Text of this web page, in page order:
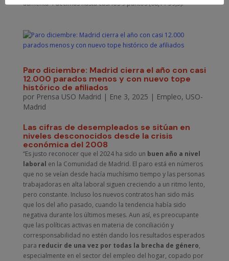
aumenta 4 décimas hasta casi los 9 puntos (68,1 / 59,3).
Paro diciembre: Madrid cierra el año con casi
12.000 parados menos y con nuevo tope
histórico de afiliados
por Prensa USO Madrid | Ene 3, 2025 | Empleo, USO-
Madrid
Las cifras de desempleados se sitúan en
niveles desconocidos desde la crisis
económica del 2008
“Es justo reconocer que el 2024 ha sido un buen año a nivel
laboral en la Comunidad de Madrid. El paro está en números
que no se veían desde hacía muchísimo tiempo y las personas
trabajadoras en alta laboral siguen creciendo a un ritmo lento,
pero constante. Incluso los nuevos contratos han sido más
que los del año pasado, cuando la tendencia había sido
negativa durante los últimos meses. Aun así, es preocupante
que las políticas activas en materia de conciliación y
corresponsabilidad no estén dando los resultados esperados
para reducir de una vez por todas la brecha de género,
especialmente en el sector del empleo del hogar, copado por